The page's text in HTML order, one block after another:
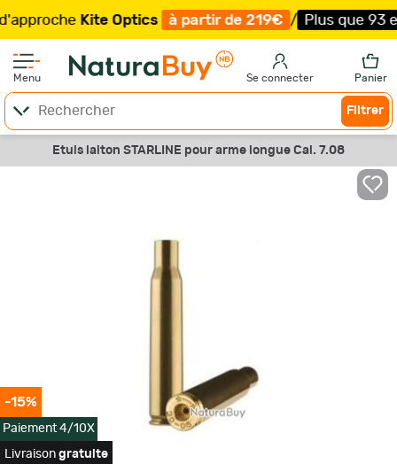
Kite Optics à partir de 219€ / Plus que 93
Menu Se connecter Panier
Filtrer
Etuis laiton STARLINE pour arme longue Cal. 7.08
-15%
Paiement 4/10X
Livraison gratuite